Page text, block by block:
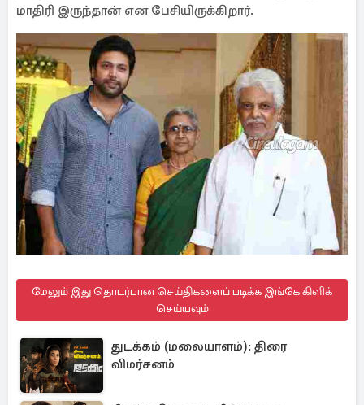
மாதிரி இருந்தான் என பேசியிருக்கிறார்.
மேலும் இது தொடர்பான செய்திகளைப் படிக்க இங்கே கிளிக்
செய்யவும்
துடக்கம் (மலையாளம்): திரை
விமர்சனம்